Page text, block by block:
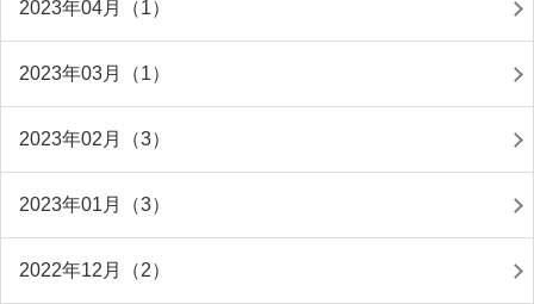
2023年04月（1）
2023年03月（1）
2023年02月（3）
2023年01月（3）
2022年12月（2）